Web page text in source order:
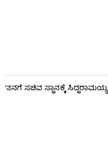
'ತನಗೆ ಸಚಿವ ಸ್ಥಾನಕ್ಕೆ